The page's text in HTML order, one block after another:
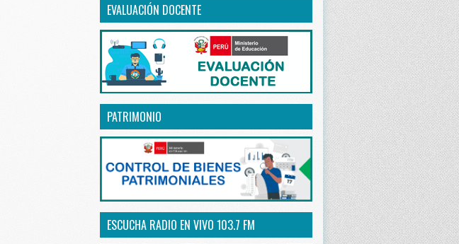
EVALUACIÓN DOCENTE
PATRIMONIO
ESCUCHA RADIO EN VIVO 103.7 FM